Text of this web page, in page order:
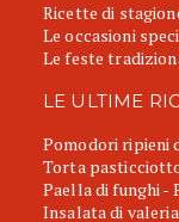
Ricette di
Le occasioni
Le feste
LE ULTIME
Pomodori ripieni
Torta
Paella di funghi -
Insalata di